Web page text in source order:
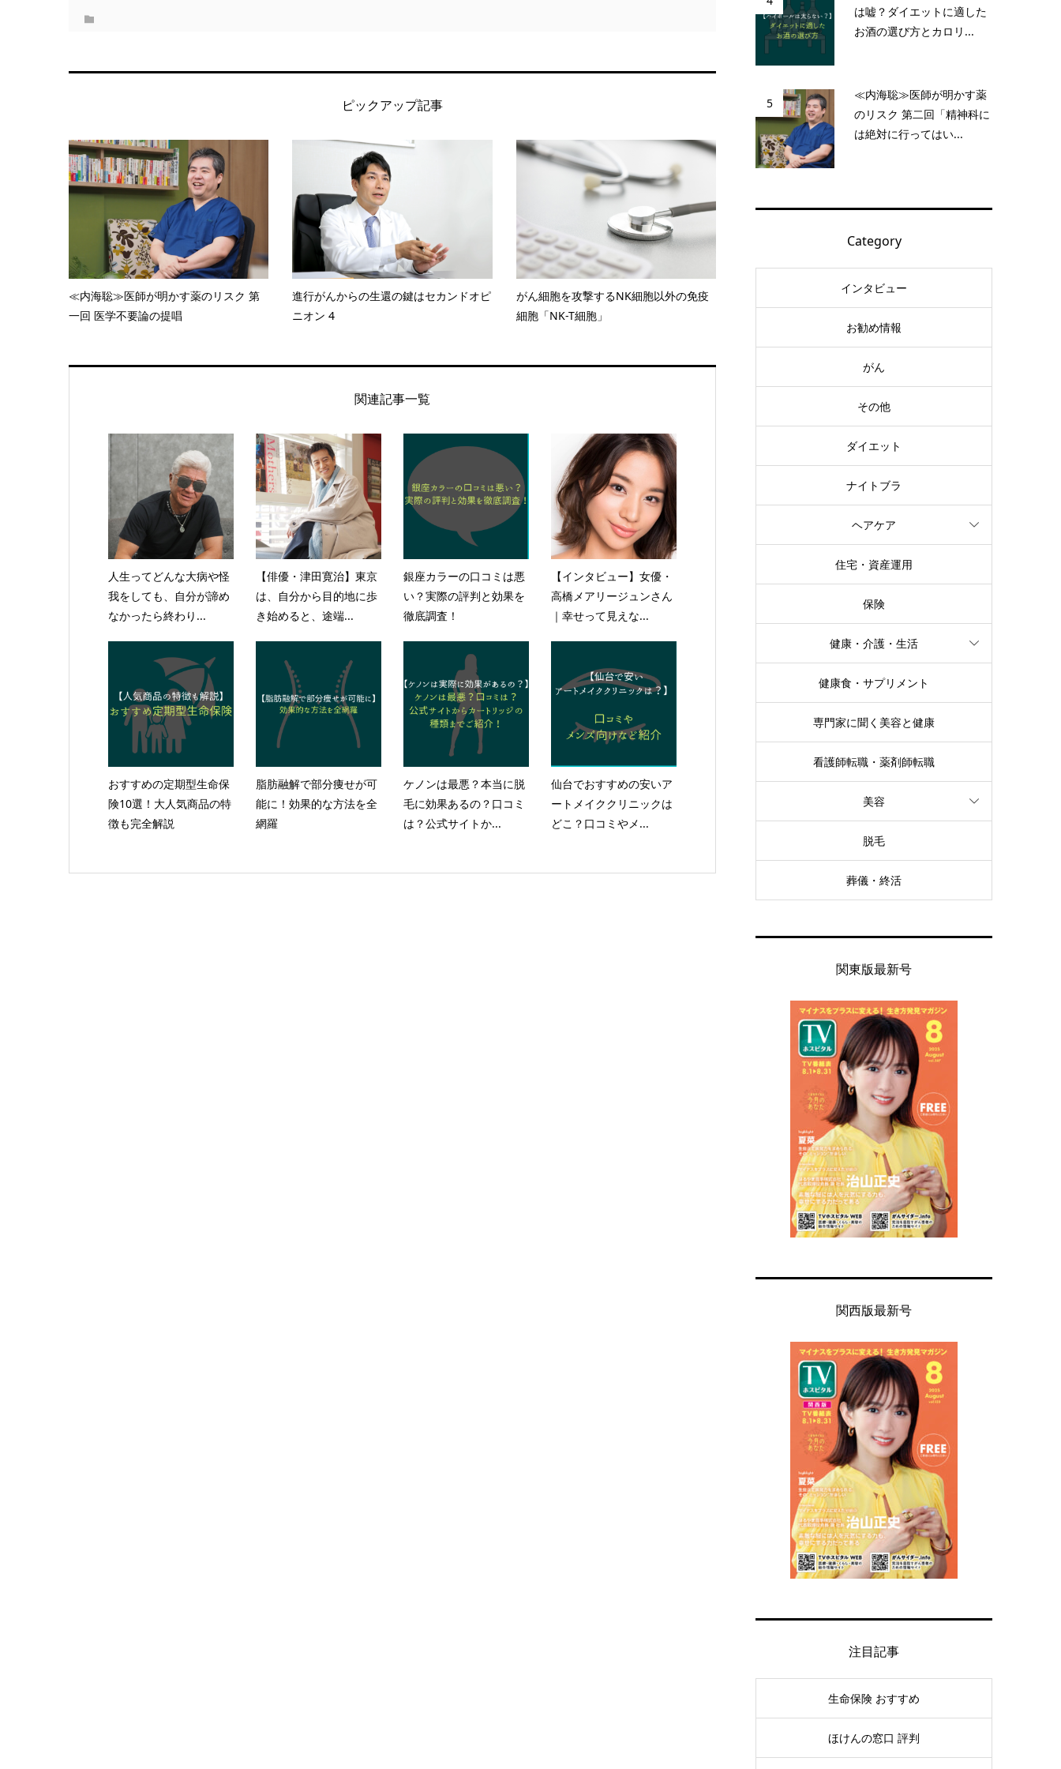
ピックアップ記事
≪内海聡≫医師が明かす薬のリスク 第
一回 医学不要論の提唱
進行がんからの生還の鍵はセカンドオピ
ニオン 4
がん細胞を攻撃するNK細胞以外の免疫
細胞「NK-T細胞」
関連記事一覧
人生ってどんな大病や怪
我をしても、自分が諦め
なかったら終わり...
【俳優・津田寛治】東京
は、自分から目的地に歩
き始めると、途端...
銀座カラーの口コミは悪
い？実際の評判と効果を
徹底調査！
【インタビュー】女優・
高橋メアリージュンさん
｜幸せって見えな...
おすすめの定期型生命保
険10選！大人気商品の特
徴も完全解説
脂肪融解で部分痩せが可
能に！効果的な方法を全
網羅
ケノンは最悪？本当に脱
毛に効果あるの？口コミ
は？公式サイトか...
仙台でおすすめの安いア
ートメイククリニックは
どこ？口コミやメ...
は嘘？ダイエットに適した
お酒の選び方とカロリ...
5
≪内海聡≫医師が明かす薬
のリスク 第二回「精神科に
は絶対に行ってはい...
Category
インタビュー
お勧め情報
がん
その他
ダイエット
ナイトブラ
ヘアケア
住宅・資産運用
保険
健康・介護・生活
健康食・サプリメント
専門家に聞く美容と健康
看護師転職・薬剤師転職
美容
脱毛
葬儀・終活
関東版最新号
関西版最新号
注目記事
生命保険 おすすめ
ほけんの窓口 評判